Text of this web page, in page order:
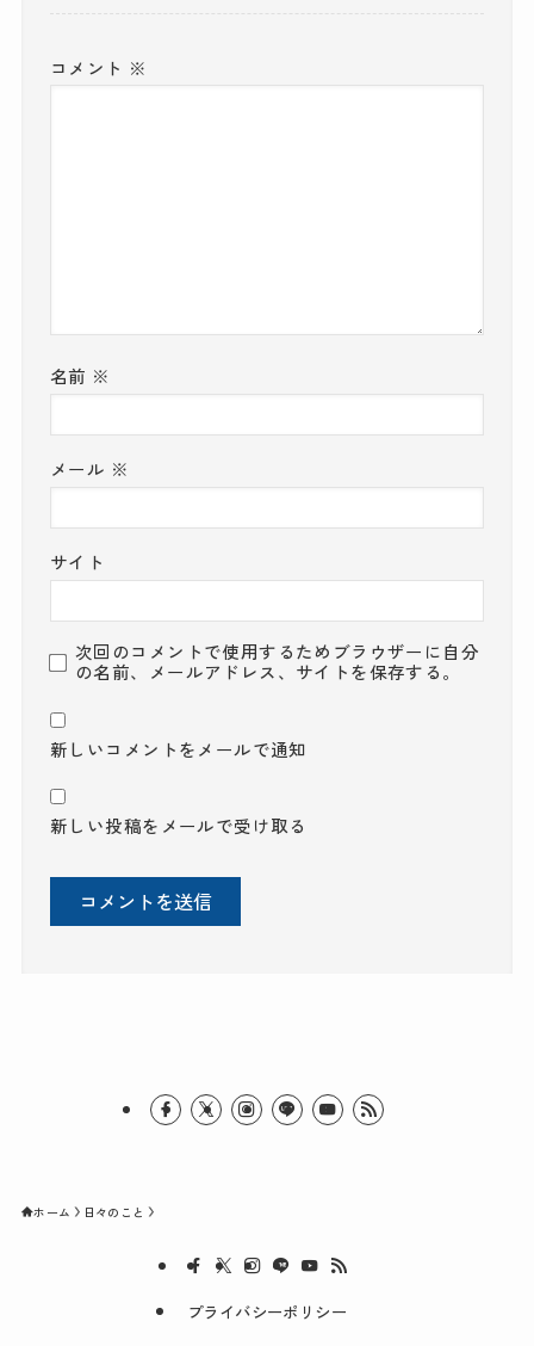
コメント ※
名前 ※
メール ※
サイト
次回のコメントで使用するためブラウザーに自分
の名前、メールアドレス、サイトを保存する。
新しいコメントをメールで通知
新しい投稿をメールで受け取る
ホーム 日々のこと
プライバシーポリシー